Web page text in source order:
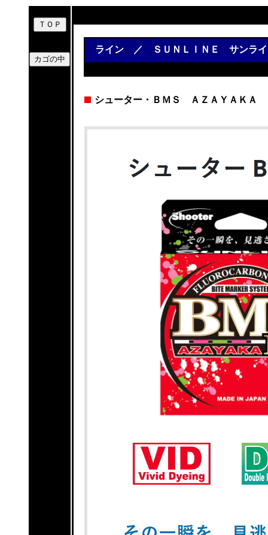
ライン ／ ＳＵＮＬＩＮＥ サンライ
シューター・ＢＭＳ ＡＺＡＹＡＫＡ